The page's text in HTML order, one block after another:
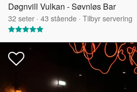
Døgnvill Vulkan - Søvnløs Bar
32seter · 43 stående · Tilbyr servering